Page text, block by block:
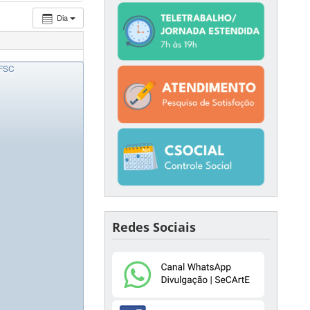
Dia
Redes Sociais